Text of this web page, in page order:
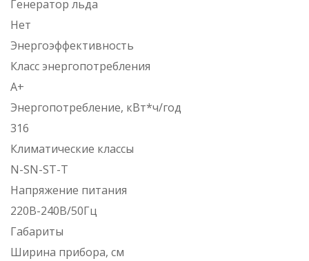
Генератор льда
Нет
Энергоэффективность
Класс энергопотребления
A+
Энергопотребление, кВт*ч/год
316
Климатические классы
N-SN-ST-T
Напряжение питания
220В-240В/50Гц
Габариты
Ширина прибора, см